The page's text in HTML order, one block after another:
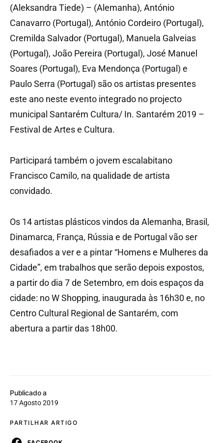
Publicado a
17 Agosto 2019
PARTILHAR ARTIGO
(Aleksandra Tiede) – (Alemanha), António
Canavarro (Portugal), António Cordeiro (Portugal),
Cremilda Salvador (Portugal), Manuela Galveias
(Portugal), João Pereira (Portugal), José Manuel
Soares (Portugal), Eva Mendonça (Portugal) e
Paulo Serra (Portugal) são os artistas presentes
este ano neste evento integrado no projecto
municipal Santarém Cultura/ In. Santarém 2019 –
Festival de Artes e Cultura.
Participará também o jovem escalabitano
Francisco Camilo, na qualidade de artista
convidado.
Os 14 artistas plásticos vindos da Alemanha, Brasil,
Dinamarca, França, Rússia e de Portugal vão ser
desafiados a ver e a pintar “Homens e Mulheres da
Cidade”, em trabalhos que serão depois expostos,
a partir do dia 7 de Setembro, em dois espaços da
cidade: no W Shopping, inaugurada às 16h30 e, no
Centro Cultural Regional de Santarém, com
abertura a partir das 18h00.